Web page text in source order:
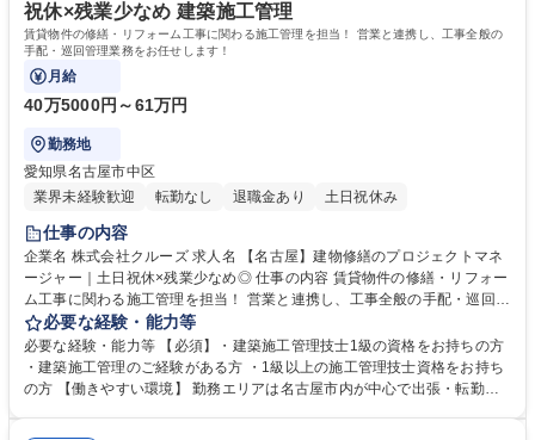
祝休×残業少なめ 建築施工管理
賃貸物件の修繕・リフォーム工事に関わる施工管理を担当！ 営業と連携し、工事全般の
手配・巡回管理業務をお任せします！
月給
40万5000円～61万円
勤務地
愛知県名古屋市中区
業界未経験歓迎
転勤なし 退職金あり 土日祝休み
仕事の内容
企業名 株式会社クルーズ 求人名 【名古屋】建物修繕のプロジェクトマネ
ージャー｜土日祝休×残業少なめ◎ 仕事の内容 賃貸物件の修繕・リフォー
ム工事に関わる施工管理を担当！ 営業と連携し、工事全般の手配・巡回管
理業務をお任せします！ 【詳細】 ■業務内容：賃貸マンション・テナント
ビルの修繕やリノベーション工事における施工管理 ■連携業務：営業から
の依頼を受け、協力業者への見積依頼・発注業務 ■現場管理：工事現場を
巡回しながら管理（常駐なし）、協力業者との調整業務 ★名古屋市内中心
必要な経験・能力等
必要な経験・能力等 【必須】・建築施工管理技士1級の資格をお持ちの方
・建築施工管理のご経験がある方 ・1級以上の施工管理技士資格をお持ち
の方 【働きやすい環境】 勤務エリアは名古屋市内が中心で出張・転勤な